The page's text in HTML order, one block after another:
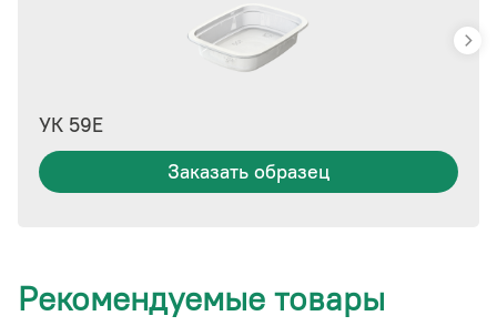
УК 59Е
Заказать образец
Рекомендуемые товары